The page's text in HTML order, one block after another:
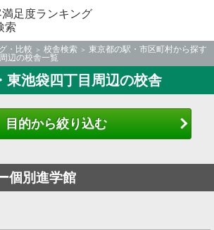
足度ランキング
索
・比較 校舎検索
東京都の駅・市区町村から探す
辺の校舎一覧
東池袋四丁目周辺の校舎
目的から絞り込む
個別進学館